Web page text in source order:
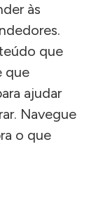
às
que
que
ajudar
Navegue
o que